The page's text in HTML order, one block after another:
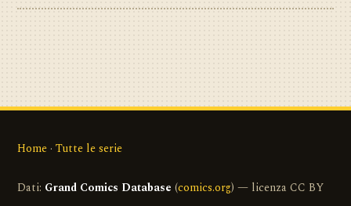
Home · Tutte le serie
Dati: Grand Comics Database (comics.org) — licenza CC BY